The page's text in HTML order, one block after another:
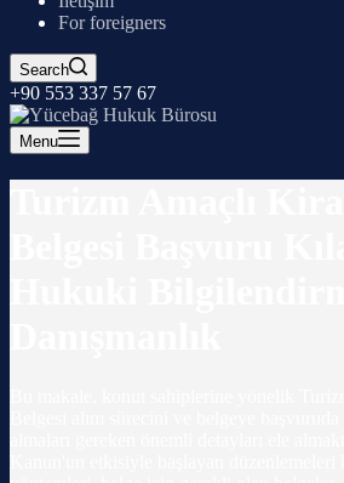
For foreigners
Search
+90 553 337 57 67
Menu